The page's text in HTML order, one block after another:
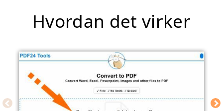
Hvordan det virker